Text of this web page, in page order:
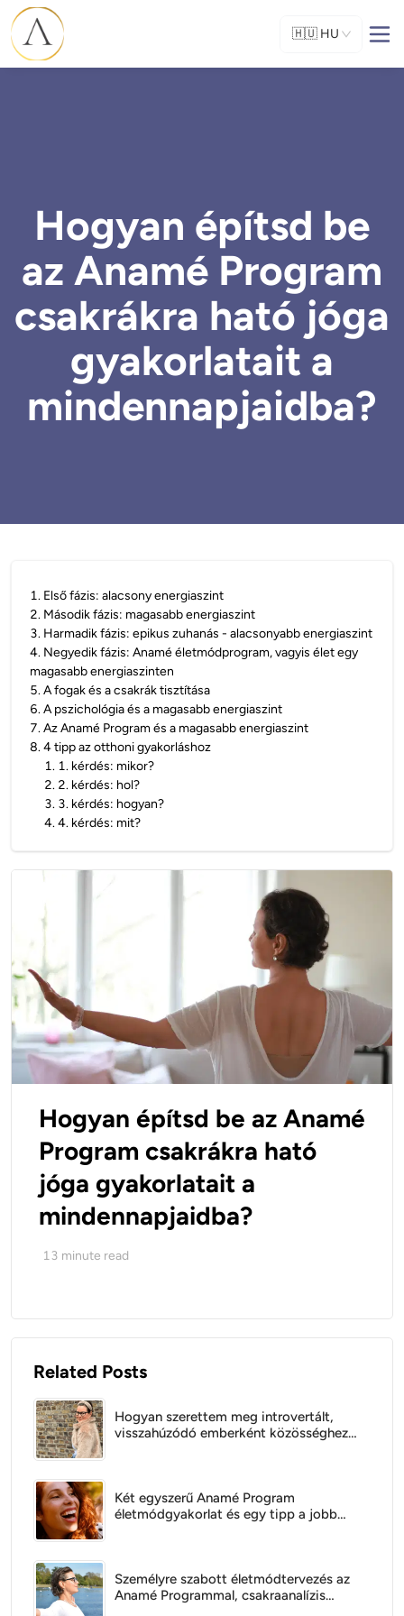
🇭🇺 HU
Hogyan építsd be
az Anamé Program
csakrákra ható jóga
gyakorlatait a
mindennapjaidba?
1. Első fázis: alacsony energiaszint
2. Második fázis: magasabb energiaszint
3. Harmadik fázis: epikus zuhanás - alacsonyabb energiaszint
4. Negyedik fázis: Anamé életmódprogram, vagyis élet egy
magasabb energiaszinten
5.A fogak és a csakrák tisztítása
6.A pszichológia és a magasabb energiaszint
7.Az Anamé Program és a magasabb energiaszint
8.4 tipp az otthoni gyakorláshoz
1. 1. kérdés: mikor?
2. 2. kérdés: hol?
3. 3. kérdés: hogyan?
4.4. kérdés: mit?
Hogyan építsd be az Anamé
Program csakrákra ható
jóga gyakorlatait a
mindennapjaidba?
13 minute read
Related Posts
Hogyan szerettem meg introvertált,
visszahúzódó emberként közösséghez
Két egyszerű Anamé Program
életmódgyakorlat és egy tipp a jobb
Személyre szabott életmódtervezés az
Anamé Programmal, csakraanalízis